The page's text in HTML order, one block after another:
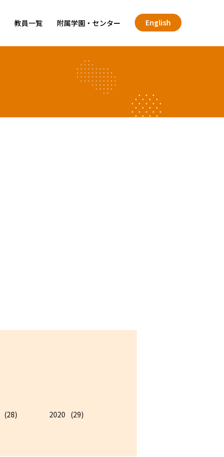
教員一覧 附属学園・センター English
(28) 2020 (29)